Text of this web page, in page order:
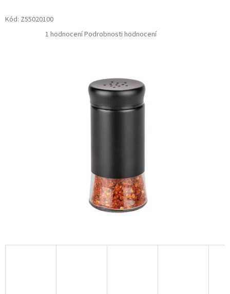
Kód: Z55020100
Průměrné
hodnocení
1 hodnoceníPodrobnosti hodnocení